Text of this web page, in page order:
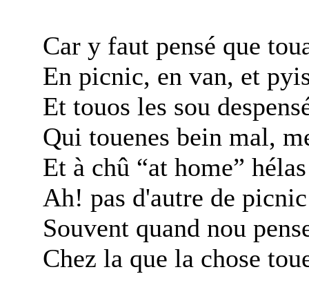
Car y faut pensé que
En picnic, en van, et
Et touos les sou
Qui touenes bein mal,
Et à chû “at home”
Ah! pas d'autre de
Souvent quand nou
Chez la que la chose